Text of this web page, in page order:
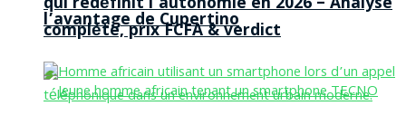
l’avantage de Cupertino
complète, prix FCFA & verdict